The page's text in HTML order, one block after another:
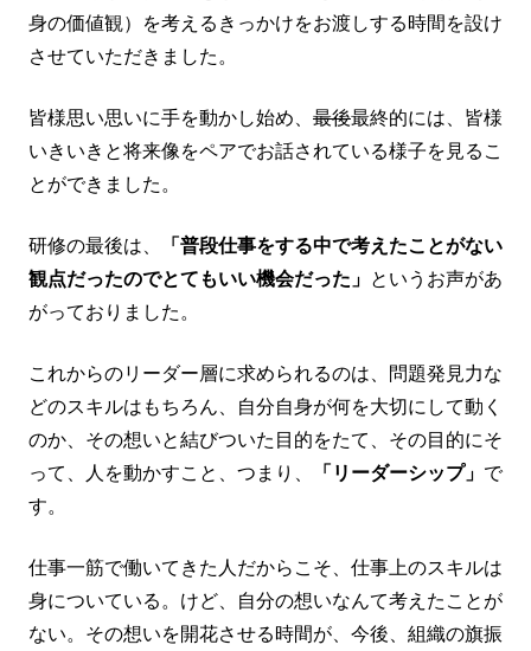
身の価値観）を考えるきっかけをお渡しする時間を設け
させていただきました。
皆様思い思いに手を動かし始め、 最後最終的には、皆様
いきいきと将来像をペアでお話されている様子を見るこ
とができました。
研修の最後は、
「普段仕事をする中で考えたことがない
観点だったのでとてもいい機会だった」 というお声があ
がっておりました。
これからのリーダー層に求められるのは、問題発見力な
どのスキルはもちろん、自分自身が何を大切にして動く
のか、その想いと結びついた目的をたて、その目的にそ
って、人を動かすこと、つまり、
「リーダーシップ」 で
す。
仕事一筋で働いてきた人だからこそ、仕事上のスキルは
身についている。けど、自分の想いなんて考えたことが
ない。その想いを開花させる時間が、今後、組織の旗振